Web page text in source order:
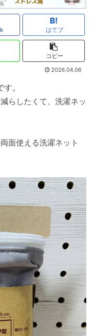
はてブ
コピー
2026.04.06
。
らしたくて、洗濯ネッ
面使える洗濯ネット